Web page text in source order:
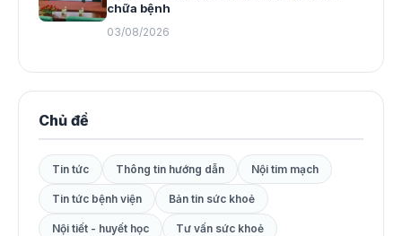
chữa bệnh
03/08/2026
Chủ đề
Tin tức Thông tin hướng dẫn Nội tim mạch
Tin tức bệnh viện Bản tin sức khoẻ
Nội tiết - huyết học Tư vấn sức khoẻ